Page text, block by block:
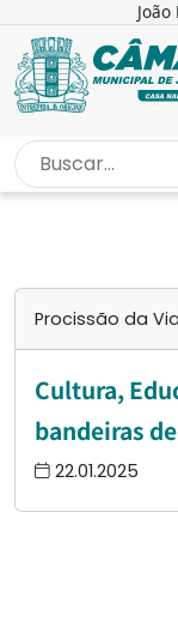
INÍCIO /
Procissão da
Cultura,
bandeiras
22.01.2025